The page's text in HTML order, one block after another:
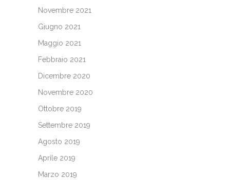
Novembre 2021
Giugno 2021
Maggio 2021
Febbraio 2021
Dicembre 2020
Novembre 2020
Ottobre 2019
Settembre 2019
Agosto 2019
Aprile 2019
Marzo 2019